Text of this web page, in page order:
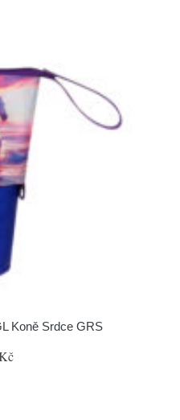
Koně Srdce GRS